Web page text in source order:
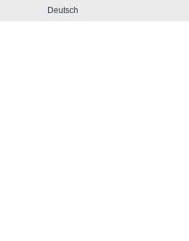
Deutsch